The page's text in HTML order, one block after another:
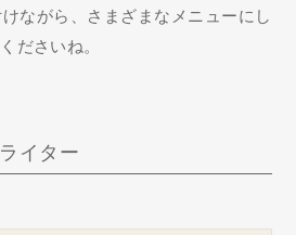
ながら、さまざまなメニューにし
ださいね。
イター